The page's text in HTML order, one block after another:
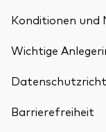
Konditionen und
Wichtige
Barrierefreiheit